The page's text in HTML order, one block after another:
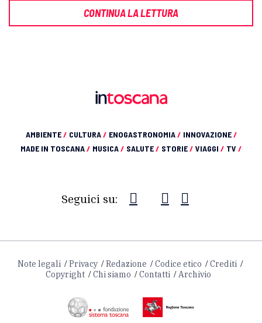
CONTINUA LA LETTURA
AMBIENTE/ CULTURA/ ENOGASTRONOMIA/ INNOVAZIONE/
MADE IN TOSCANA/ MUSICA/ SALUTE/ STORIE/ VIAGGI / TV /
Seguici su:
Note legali Privacy Redazione Codice etico
Crediti
Copyright
Chi siamo Contatti Archivio